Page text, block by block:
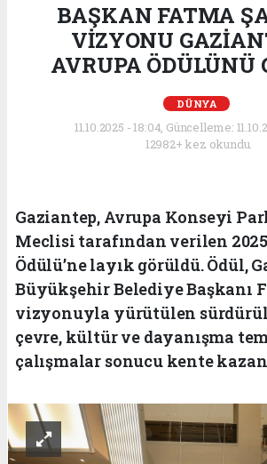
BAŞKAN FATMA
VİZYONU
AVRUPA ÖDÜLÜNÜ
DÜNYA
11.10.2025 - 18:04, Güncelleme:
12982+ kez okundu.
Gaziantep, Avrupa Konseyi
Meclisi tarafından verilen
Ödülü’ne layık görüldü. Ödül,
Büyükşehir Belediye Başkanı
vizyonuyla yürütülen
çevre, kültür ve dayanışma
çalışmalar sonucu kente